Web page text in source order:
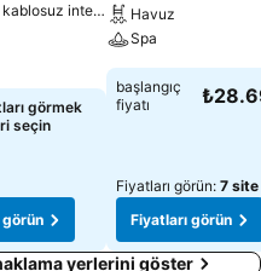
internet
görmek
seçin
görün
Havuz
Spa
başlangıç
fiyatı
Fiyatları görün: 7 site
Fiyatları görün
yerlerini göster